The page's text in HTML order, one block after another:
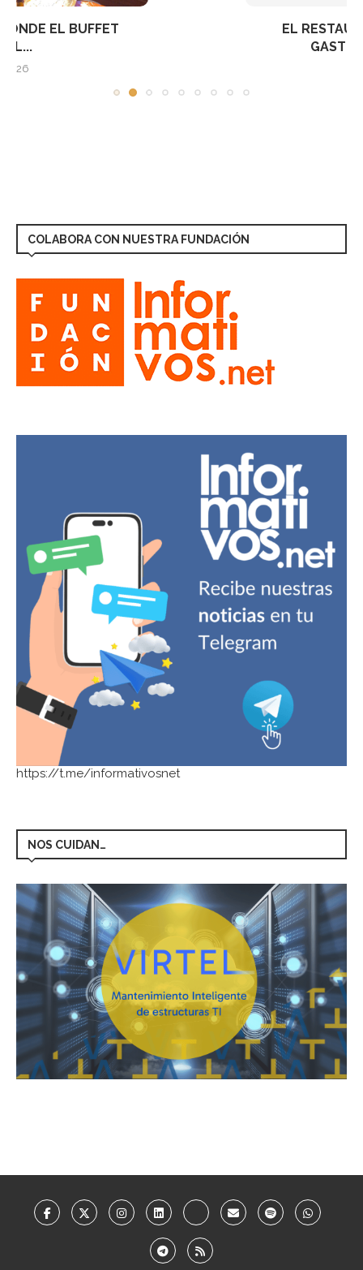
EL RESTAURANTE ALLÉGORIE ELEVA LA
COLABORA CON NUESTRA FUNDACIÓN
https://t.me/informativosnet
NOS CUIDAN…